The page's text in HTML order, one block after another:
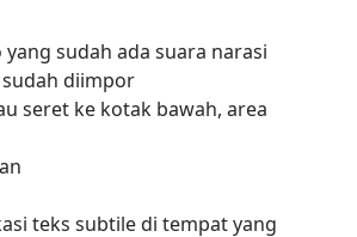
yang sudah ada suara narasi
diimpor
seret ke kotak bawah, area
teks subtile di tempat yang